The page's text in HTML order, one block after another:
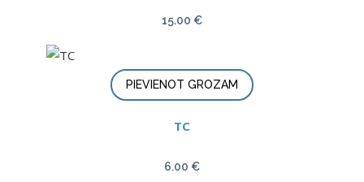
15.00 €
PIEVIENOT GROZAM
TC
6.00 €